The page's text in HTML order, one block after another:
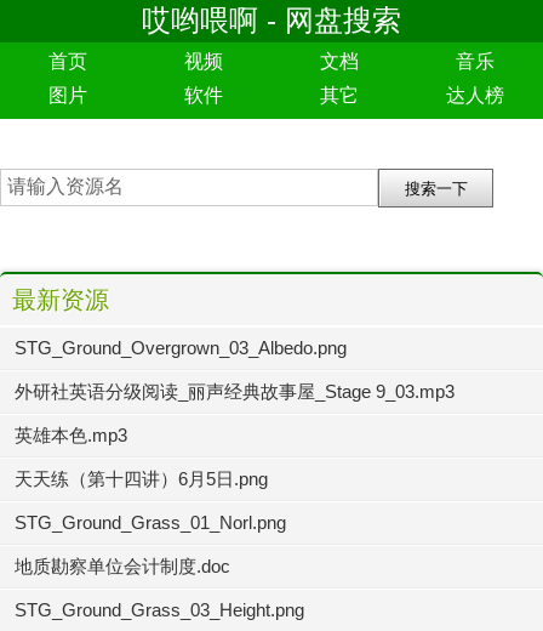
哎哟喂啊 - 网盘搜索
首页 视频 文档
音乐
图片
软件 其它 达人榜
最新资源
STG_Ground_Overgrown_03_Albedo.png
外研社英语分级阅读_丽声经典故事屋_Stage 9_03.mp3
英雄本色.mp3
天天练（第十四讲）6月5日.png
STG_Ground_Grass_01_Norl.png
地质勘察单位会计制度.doc
STG_Ground_Grass_03_Height.png